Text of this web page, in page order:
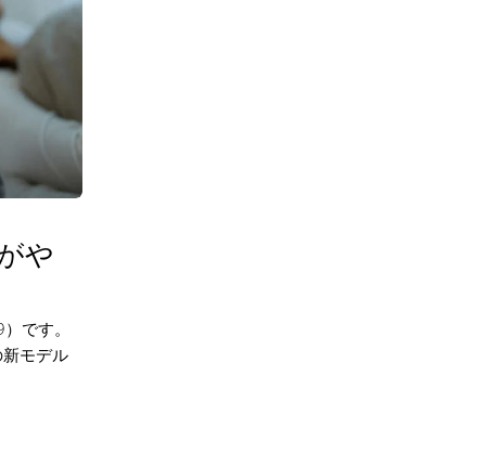
や
です。
モデル